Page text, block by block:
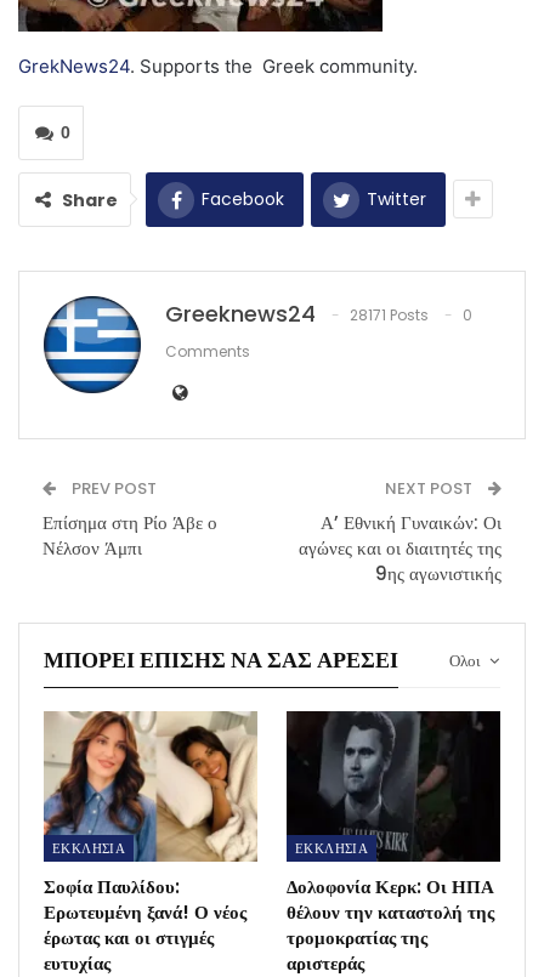
GrekNews24. Supports the Greek community.
0
Share Facebook Twitter
Greeknews24 28171 Posts
0
Comments
PREV POST
Επίσημα στη Ρίο Άβε ο
Νέλσον Άμπι
NEXT POST
Α’ Εθνική Γυναικών: Οι
αγώνες και οι διαιτητές της
9ης αγωνιστικής
Ολοι
ΜΠΟΡΕΊ ΕΠΊΣΗΣ ΝΑ ΣΑΣ ΑΡΈΣΕΙ
ΕΚΚΛΗΣΙΑ
Σοφία Παυλίδου:
Ερωτευμένη ξανά! Ο νέος
έρωτας και οι στιγμές
ευτυχίας
ΕΚΚΛΗΣΙΑ
Δολοφονία Κερκ: Οι ΗΠΑ
θέλουν την καταστολή της
τρομοκρατίας της
αριστεράς